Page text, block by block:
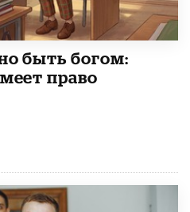
быть богом:
право